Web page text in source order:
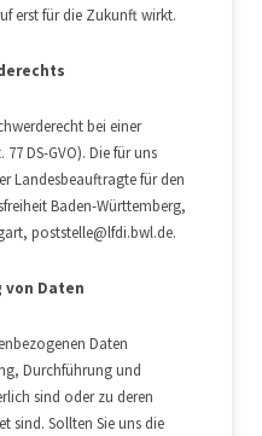
erst für die Zukunft wirkt.
bei einer
DS-GVO). Die für uns
Landesbeauftragte für den
Baden-Württemberg,
poststelle@lfdi.bwl.de.
Daten
Daten
Durchführung und
sind oder zu deren
sind. Sollten Sie uns die